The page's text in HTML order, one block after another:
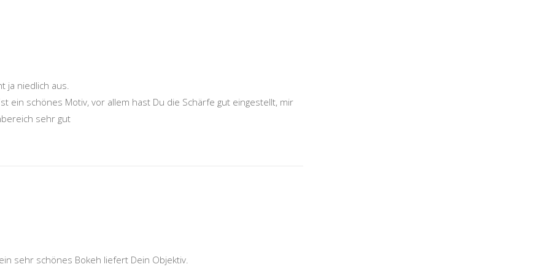
ja niedlich aus.
ein schönes Motiv, vor allem hast Du die Schärfe gut eingestellt, mir
sehr gut
sehr schönes Bokeh liefert Dein Objektiv.